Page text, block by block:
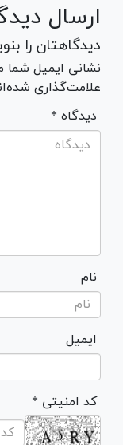
ارسال
دیدگاهتان را
نشانی ایمیل شما
علامت‌گذاری
* دیدگاه
نام
ایمیل
* کد امنیتی